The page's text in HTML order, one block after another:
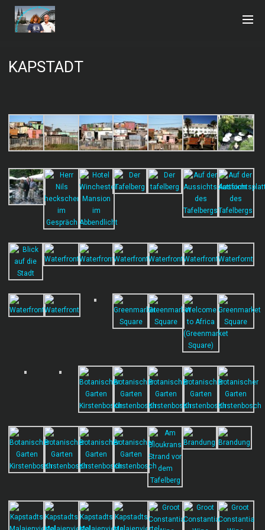
KAPSTADT